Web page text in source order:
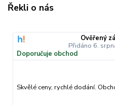
Řekli o nás
Ověřený
Přidáno 6.
Doporučuje obchod
Skvělé ceny, rychlé dodání.